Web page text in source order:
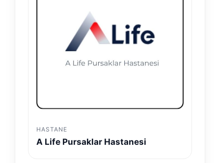
HASTANE
A Life Pursaklar Hastanesi